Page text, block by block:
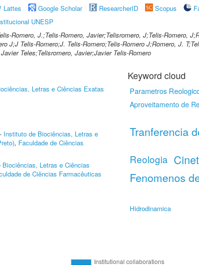
Lattes Google Scholar ResearcherID Scopus
UNESP
Romero, J.;Telis-Romero, Javier;Telisromero, J;Telis-Romero,
J;J Telis-Romero;J. Telis-Romero;Telis-Romero J;Romero, J.
Teles;Telisromero, Javier;Javier Telis-Romero
Letras e Ciências Exatas
- Instituto de Biociências, Letras e
, Faculdade de Ciências
Biociências, Letras e Ciências
de Ciências Farmacêuticas
Keyword cloud
Parametros
Aproveitamento de
Tranferencia
Reologia
Fenomenos
Hidrodinamica